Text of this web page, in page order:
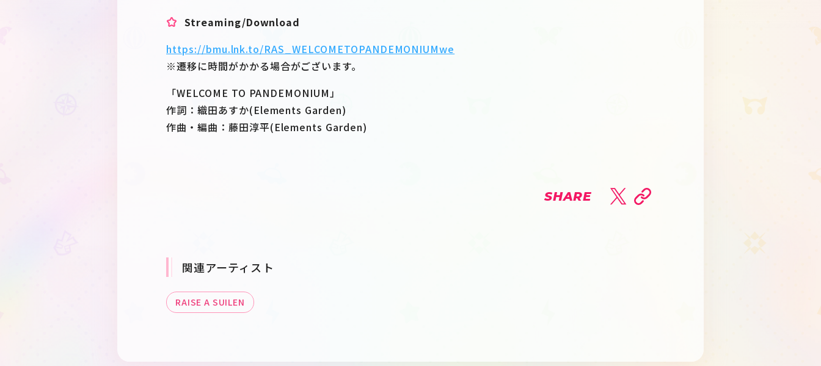
Streaming/Download
https://bmu.lnk.to/RAS_WELCOMETOPANDEMONIUMwe
※遷移に時間がかかる場合がございます。
「WELCOME TO PANDEMONIUM」
作詞：織田あすか(Elements Garden)
作曲・編曲：藤田淳平(Elements Garden)
SHARE
関連アーティスト
RAISE A SUILEN